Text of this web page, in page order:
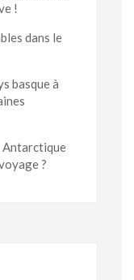
!
dans le
basque à
Antarctique
?